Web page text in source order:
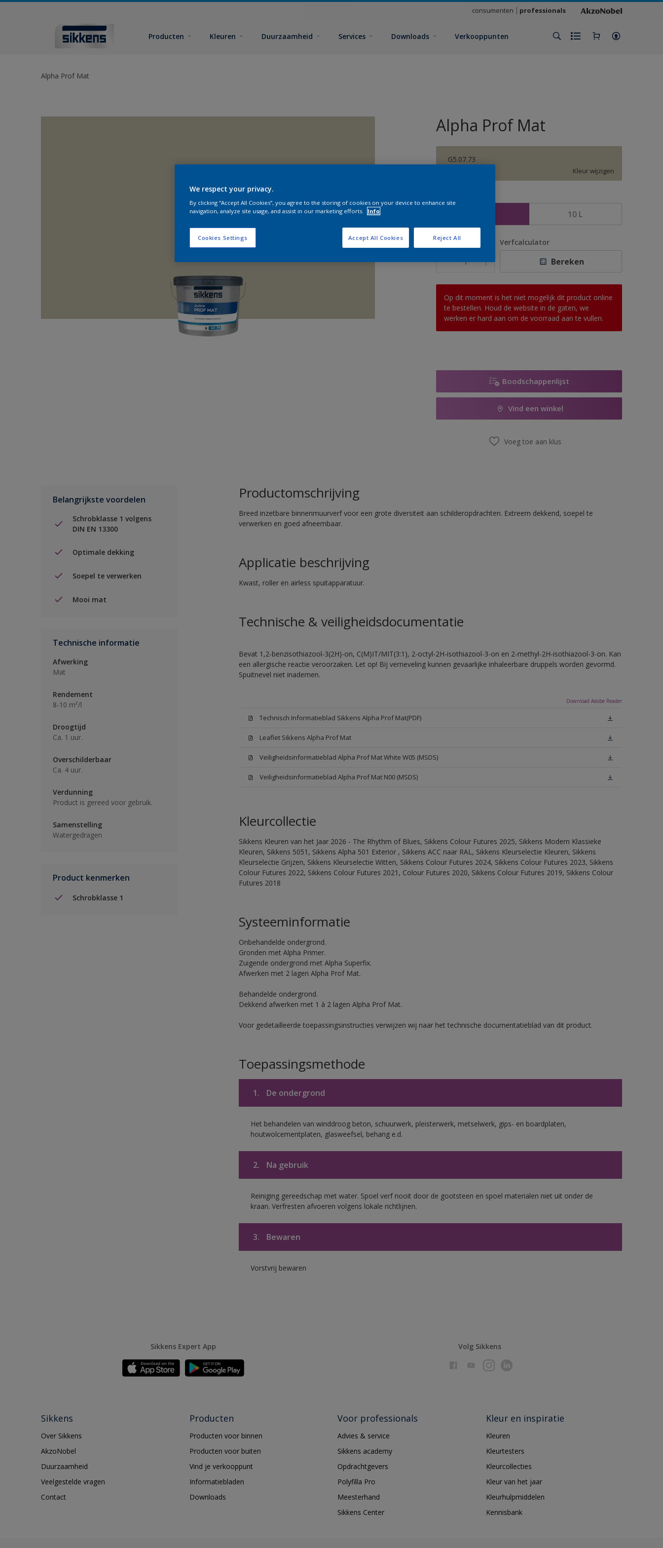
consumenten professionals
Producten Kleuren Duurzaamheid Services Downloads Verkooppunten
Alpha Prof Mat
Alpha Prof Mat
G5.07.73
Kleur wijzigen
10 L
Aantal Verfcalculator
Bereken
Op dit moment is het niet mogelijk dit product online
te bestellen. Houd de website in de gaten, we
werken er hard aan om de voorraad aan te vullen.
Boodschappenlijst
Vind een winkel
Voeg toe aan klus
Belangrijkste voordelen
Schrobklasse 1 volgens
DIN EN 13300
Optimale dekking
Soepel te verwerken
Mooi mat
Technische informatie
Afwerking
Mat
Rendement
8-10 m²/l
Droogtijd
Ca. 1 uur.
Overschilderbaar
Ca. 4 uur.
Verdunning
Product is gereed voor gebruik.
Samenstelling
Watergedragen
Product kenmerken
Schrobklasse 1
Productomschrijving
Breed inzetbare binnenmuurverf voor een grote diversiteit aan schilderopdrachten. Extreem dekkend, soepel te
verwerken en goed afneembaar.
Applicatie beschrijving
Kwast, roller en airless spuitapparatuur.
Technische & veiligheidsdocumentatie
Bevat 1,2-benzisothiazool-3(2H)-on, C(M)IT/MIT(3:1), 2-octyl-2H-isothiazool-3-on en 2-methyl-2H-isothiazool-3-on. Kan
een allergische reactie veroorzaken. Let op! Bij verneveling kunnen gevaarlijke inhaleerbare druppels worden gevormd.
Spuitnevel niet inademen.
Download Adobe Reader
Technisch Informatieblad Sikkens Alpha Prof Mat(PDF)
Leaflet Sikkens Alpha Prof Mat
Veiligheidsinformatieblad Alpha Prof Mat White W05 (MSDS)
Veiligheidsinformatieblad Alpha Prof Mat N00 (MSDS)
Kleurcollectie
Sikkens Kleuren van het Jaar 2026 - The Rhythm of Blues, Sikkens Colour Futures 2025, Sikkens Modern Klassieke
Kleuren, Sikkens 5051, Sikkens Alpha 501 Exterior , Sikkens ACC naar RAL, Sikkens Kleurselectie Kleuren, Sikkens
Kleurselectie Grijzen, Sikkens Kleurselectie Witten, Sikkens Colour Futures 2024, Sikkens Colour Futures 2023, Sikkens
Colour Futures 2022, Sikkens Colour Futures 2021, Colour Futures 2020, Sikkens Colour Futures 2019, Sikkens Colour
Futures 2018
Systeeminformatie
Onbehandelde ondergrond.
Gronden met Alpha Primer.
Zuigende ondergrond met Alpha Superfix.
Afwerken met 2 lagen Alpha Prof Mat.
Behandelde ondergrond.
Dekkend afwerken met 1 à 2 lagen Alpha Prof Mat.
Voor gedetailleerde toepassingsinstructies verwijzen wij naar het technische documentatieblad van dit product.
Toepassingsmethode
1. De ondergrond
Het behandelen van winddroog beton, schuurwerk, pleisterwerk, metselwerk, gips- en boardplaten,
houtwolcementplaten, glasweefsel, behang e.d.
2. Na gebruik
Reiniging gereedschap met water. Spoel verf nooit door de gootsteen en spoel materialen niet uit onder de
kraan. Verfresten afvoeren volgens lokale richtlijnen.
3. Bewaren
Vorstvrij bewaren
Sikkens Expert App Volg Sikkens
Sikkens
Over Sikkens
AkzoNobel
Duurzaamheid
Veelgestelde vragen
Contact
Producten
Producten voor binnen
Producten voor buiten
Vind je verkooppunt
Informatiebladen
Downloads
Voor professionals
Advies & service
Sikkens academy
Opdrachtgevers
Polyfilla Pro
Meesterhand
Sikkens Center
Kleur en inspiratie
Kleuren
Kleurtesters
Kleurcollecties
Kleur van het jaar
Kleurhulpmiddelen
Kennisbank
We respect your privacy.
By clicking “Accept All Cookies”, you agree to the storing of cookies on your device to enhance site
navigation, analyze site usage, and assist in our marketing efforts.
Info
Cookies Settings Reject All
Accept All Cookies